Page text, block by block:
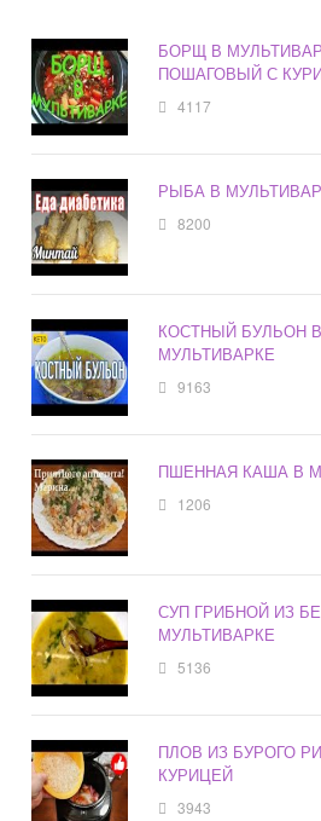
БОРЩ В
ПОШАГОВЫЙ С
4117
РЫБА В
8200
КОСТНЫЙ БУЛЬОН
МУЛЬТИВАРКЕ
9163
ПШЕННАЯ КАША В
1206
СУП ГРИБНОЙ ИЗ
МУЛЬТИВАРКЕ
5136
ПЛОВ ИЗ БУРОГО
КУРИЦЕЙ
3943